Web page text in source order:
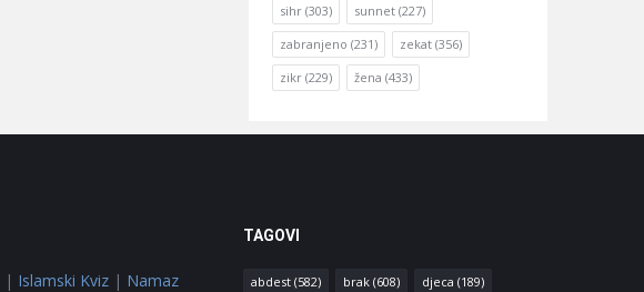
sihr (303) sunnet (227)
zabranjeno (231) zekat (356)
zikr (229) žena (433)
| Islamski Kviz | Namaz
TAGOVI
abdest(582) brak(608) djeca (189)